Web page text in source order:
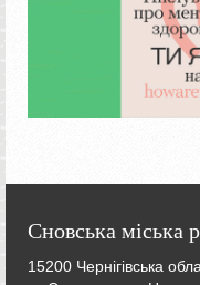
Сновська міська
15200 Чернігівська